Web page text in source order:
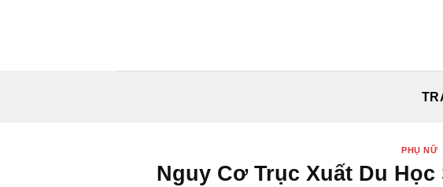
PHỤ NỮ
Nguy Cơ Trục Xuất Du